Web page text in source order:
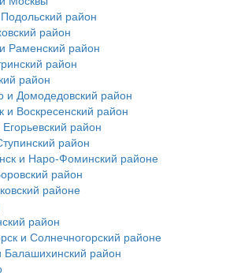
район
район
Раменский район
район
район
и Домодедовский район
и Воскресенский район
Егорьевский район
район
и Наро-Фоминский районе
район
районе
район
и Солнечногорский районе
район